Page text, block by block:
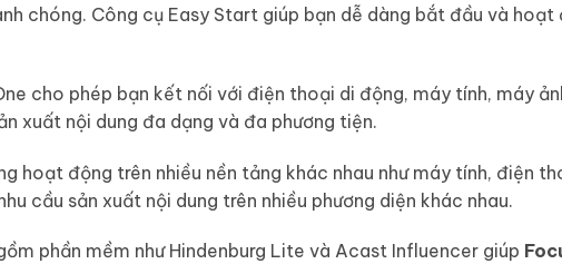
chóng. Công cụ Easy Start giúp bạn dễ dàng bắt đầu và
cho phép bạn kết nối với điện thoại di động, máy tính, máy
xuất nội dung đa dạng và đa phương tiện.
hoạt động trên nhiều nền tảng khác nhau như máy tính, điện
cầu sản xuất nội dung trên nhiều phương diện khác nhau.
phần mềm như Hindenburg Lite và Acast Influencer giúp